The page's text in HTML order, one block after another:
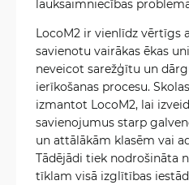
lauksaimniecības
LocoM2 ir vienlīdz vērtīgs
savienotu vairākas ēkas
neveicot sarežģītu un
ierīkošanas procesu.
izmantot LocoM2, lai
savienojumus starp
un attālākām klasēm vai
Tādējādi tiek nodrošināta
tīklam visā izglītības